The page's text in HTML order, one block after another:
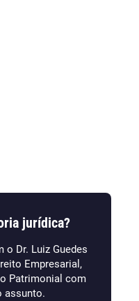
jurídica?
o Dr. Luiz Guedes
Empresarial,
Patrimonial com
assunto.